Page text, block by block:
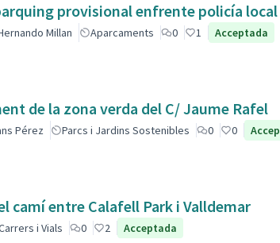
provisional enfrente policía local
Millan Aparcaments 0 1 Acceptada
de la zona verda del C/ Jaume Rafel
Pérez Parcs i Jardins Sostenibles 0 0
camí entre Calafell Park i Valldemar
i Vials 0 2 Acceptada